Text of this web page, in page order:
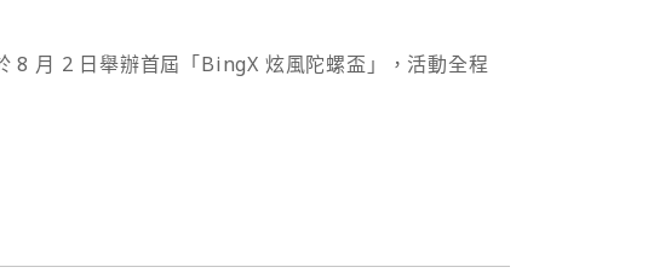
月 2 日舉辦首屆「BingX 炫風陀螺盃」，活動全程